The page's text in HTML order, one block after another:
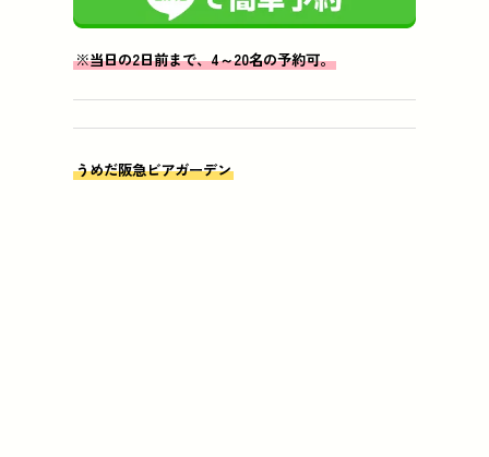
※当日の2日前まで、4～20名の予約可。
うめだ阪急ビアガーデン